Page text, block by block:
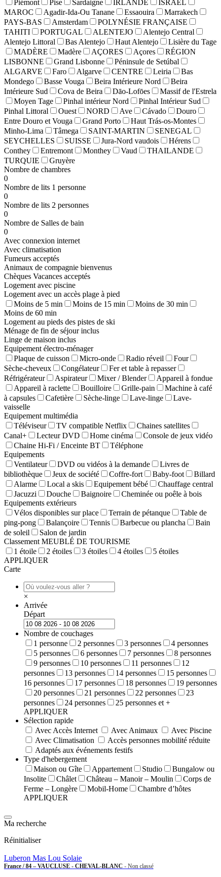
Piémont Pise Sardaigne IRLANDE
ISRAEL
MAROC
Agadir-Ida-Ou Tanane Essaouira
Marrakech
PAYS-BAS
Amsterdam
POLYNÉSIE FRANÇAISE
TAHITI
PORTUGAL ALENTEJO
Alentejo Central
Alentejo Littoral
Bas Alentejo Haut Alentejo
Lisière du Tage
MADÈRE
Madère AÇORES Açores
RÉGION
LISBONNE
Grand Lisbonne
Péninsule de Setúbal
ALGARVE
Faro Algarve CENTRE Leiria
Bas
Mondego
Basse Vouga Beira Intérieure Nord
Beira
Intérieure Sud
Cova de Beira Dāo-Lofōes
Massif de l'Estrela
Moyen Tage
Pinhal intérieur Nord
Pinhal Intérieur Sud
Pinhal Littoral
Ouest NORD Ave Cávado
Douro
Entre Douro et Vouga
Grand Porto
Haut Trás-os-Montes
Minho-Lima
Tâmega SAINT-MARTIN
SENEGAL
SEYCHELLES
SUISSE Jura-Nord vaudois
Hérens
Conthey
Entremont Monthey Vaud
THAILANDE
TURQUIE
Gruyère
Nombre de chambres
0
Nombre de lits 1 personne
0
Nombre de lits 2 personnes
0
Nombre de Salles de bain
0
Avec connexion internet
Avec climatisation
Fumeurs acceptés
Animaux de compagnie bienvenus
Chèques Vacances acceptés
Logement avec piscine
Logement avec un accès plage à pied
Moins de 5 min
Moins de 15 min
Moins de 30 min
Moins de 60 min
Logement au pieds des pistes de ski
Ménage de fin de séjour inclus
Linge de maison inclus
Equipement électro-ménager
Plaque de cuisson
Micro-onde Radio réveil
Four
Sèche-cheveux
Congélateur
Fer et table à repasser
Réfrigérateur
Aspirateur Mixer / Blender
Appareil à fondue
Appareil à raclette
Bouilloire Grille-pain
Machine à café
à capsules
Cafetière Sèche-linge Lave-linge
Lave-
vaisselle
Equipement multimédia
Téléviseur
TV compatible Netflix
Chaines satellites
Canal+
Lecteur DVD Home cinéma
Console de jeux vidéo
Chaine Hi-Fi / Enceinte BT
Téléphone
Equipements
Ventilateur
DVD ou vidéos à la demande
Livres de
bibliothèque
Jeux de société Coffre-fort Baby-foot
Billard
Alarme
Local a skis Equipement bébé
Chauffage central
Jacuzzi
Douche Baignoire
Cheminée ou poêle à bois
Equipements extérieurs
Vélos disponibles sur place
Terrain de pétanque
Table de
ping-pong
Balançoire Tennis Barbecue ou plancha
Bain
de soleil
Salon de jardin
Classement MEUBLÉ DE TOURISME
1 étoile
2 étoiles 3 étoiles 4 étoiles
5 étoiles
APPLIQUER
Carte
×
Arrivée
Départ
Nombre de couchages
1 personne
2 personnes 3 personnes
4 personnes
5 personnes
6 personnes 7 personnes
8 personnes
9 personnes
10 personnes 11 personnes
12
personnes
13 personnes 14 personnes
15 personnes
16 personnes
17 personnes 18 personnes
19 personnes
20 personnes
21 personnes 22 personnes
23
personnes
24 personnes
25 personnes et +
APPLIQUER
Sélection rapide
Avec Accès Internet
Avec Animaux
Avec Piscine
Avec Climatisation
Accès personnes mobilité réduite
Adaptés aux événements festifs
Type d'hebergement
Maison ou Gîte
Appartement Studio
Bungalow ou
Insolite
Châlet Château – Manoir – Moulin
Corps de
Ferme – Longère
Mobil-Home
Chambre d’hôtes
APPLIQUER
Ma recherche
Réinitialiser
Luberon Mas Lou Solaie
France / 84 – VAUCLUSE - CHEVAL-BLANC - Non classé